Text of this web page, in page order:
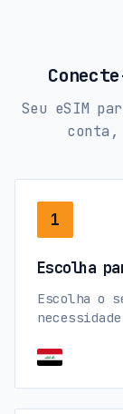
Seu eSIM
conta,
1
Escolha
Escolha o